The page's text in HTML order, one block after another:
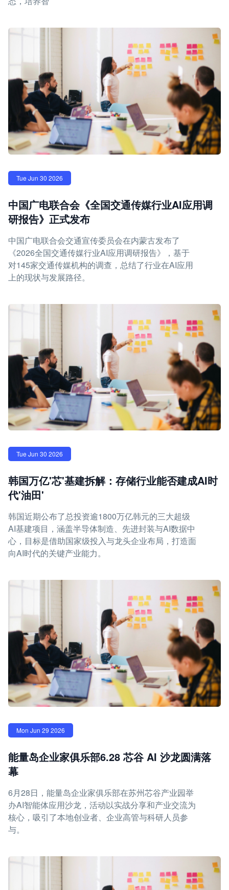
Tue Jun 30 2026
中国广电联合会《全国交通传媒行业AI应用调
研报告》正式发布
中国广电联合会交通宣传委员会在内蒙古发布了
《2026全国交通传媒行业AI应用调研报告》，基于
对145家交通传媒机构的调查，总结了行业在AI应用
上的现状与发展路径。
Tue Jun 30 2026
韩国万亿'芯'基建拆解：存储行业能否建成AI时
代'油田'
韩国近期公布了总投资逾1800万亿韩元的三大超级
AI基建项目，涵盖半导体制造、先进封装与AI数据中
心，目标是借助国家级投入与龙头企业布局，打造面
向AI时代的关键产业能力。
Mon Jun 29 2026
能量岛企业家俱乐部6.28 芯谷 AI 沙龙圆满落
幕
6月28日，能量岛企业家俱乐部在苏州芯谷产业园举
办AI智能体应用沙龙，活动以实战分享和产业交流为
核心，吸引了本地创业者、企业高管与科研人员参
与。